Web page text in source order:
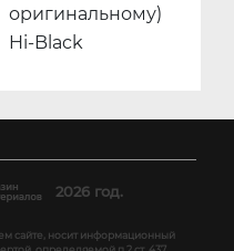
оригинальному)
Hi-Black
2026 год.
сайте, носит информационный